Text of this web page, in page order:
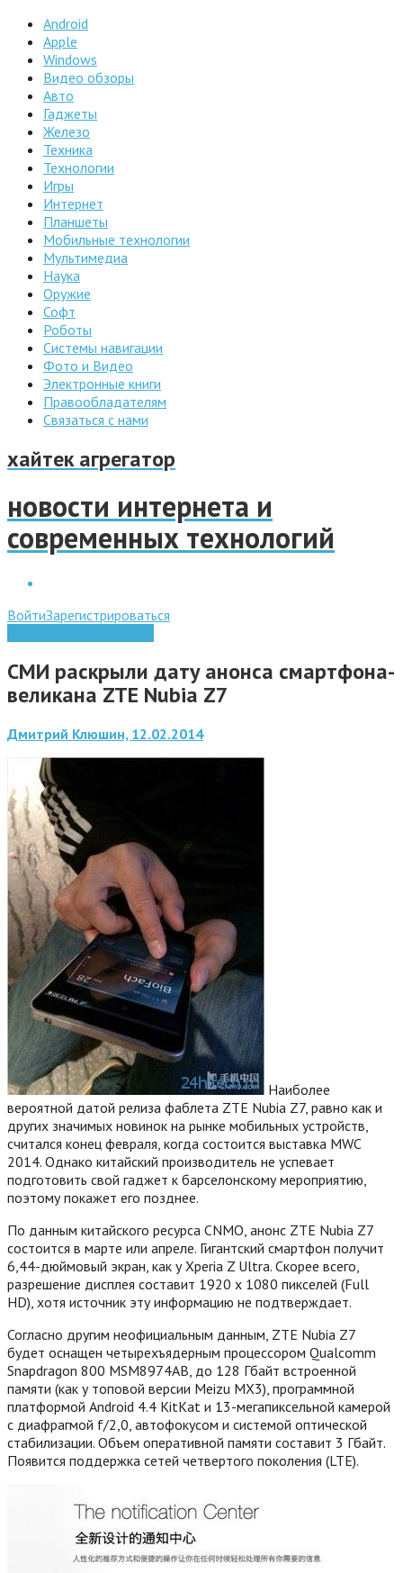
Android
Apple
Windows
Видео обзоры
Авто
Гаджеты
Железо
Техника
Технологии
Игры
Интернет
Планшеты
Мобильные технологии
Мультимедиа
Наука
Оружие
Софт
Роботы
Системы навигации
Фото и Видео
Электронные книги
Правообладателям
Связаться с нами
хайтек агрегатор
новости интернета и
современных технологий
ВойтиЗарегистрироваться
СМИ раскрыли дату анонса смартфона-
великана ZTE Nubia Z7
Дмитрий Клюшин, 12.02.2014
Наиболее
вероятной датой релиза фаблета ZTE Nubia Z7, равно как и
других значимых новинок на рынке мобильных устройств,
считался конец февраля, когда состоится выставка MWC
2014. Однако китайский производитель не успевает
подготовить свой гаджет к барселонскому мероприятию,
поэтому покажет его позднее.
По данным китайского ресурса CNMO, анонс ZTE Nubia Z7
состоится в марте или апреле. Гигантский смартфон получит
6,44-дюймовый экран, как у Xperia Z Ultra. Скорее всего,
разрешение дисплея составит 1920 х 1080 пикселей (Full
HD), хотя источник эту информацию не подтверждает.
Согласно другим неофициальным данным, ZTE Nubia Z7
будет оснащен четырехъядерным процессором Qualcomm
Snapdragon 800 MSM8974AB, до 128 Гбайт встроенной
памяти (как у топовой версии Meizu MX3), программной
платформой Android 4.4 KitKat и 13-мегапиксельной камерой
с диафрагмой f/2,0, автофокусом и системой оптической
стабилизации. Объем оперативной памяти составит 3 Гбайт.
Появится поддержка сетей четвертого поколения (LTE).